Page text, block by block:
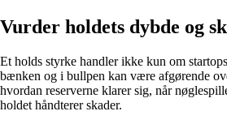
Vurder holdets dybde og
Et holds styrke handler ikke kun om
bænken og i bullpen kan være afgørende
hvordan reserverne klarer sig, når
holdet håndterer skader.